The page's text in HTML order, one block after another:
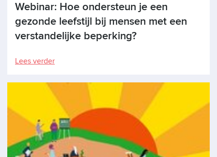
Webinar: Hoe ondersteun je een
gezonde leefstijl bij mensen met een
verstandelijke beperking?
Lees verder